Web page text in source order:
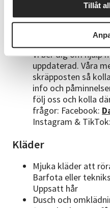
Tillåt
snabbt kan nå dig
man att info ska gå
man ange den
kontaktuppgifter
Vi ber dig om hjälp
uppdaterad. Våra
skräpposten så
info och
följ oss och kolla
frågor: Facebook:
Instagram &
Kläder
Mjuka kläder att
Barfota eller
Uppsatt hår
Dusch och